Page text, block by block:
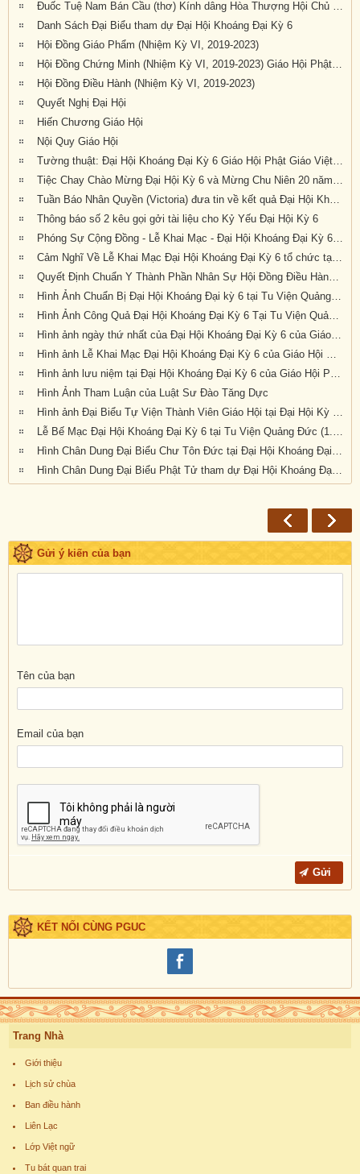
Đuốc Tuệ Nam Bán Cầu (thơ) Kính dâng Hòa Thượng Hội Chủ cùng Chư Tôn Đức và quý Phật tử gần xa đang về dự Đại Hội Kỳ 6 tại Tu Viện Quảng Đức
Danh Sách Đại Biểu tham dự Đại Hội Khoáng Đại Kỳ 6
Hội Đồng Giáo Phẩm (Nhiệm Kỳ VI, 2019-2023)
Hội Đồng Chứng Minh (Nhiệm Kỳ VI, 2019-2023) Giáo Hội Phật Giáo Việt Nam Thống Nhất Hải Ngoại tại Úc Đại Lợi – Tân Tây Lan
Hội Đồng Điều Hành (Nhiệm Kỳ VI, 2019-2023)
Quyết Nghị Đại Hội
Hiến Chương Giáo Hội
Nội Quy Giáo Hội
Tường thuật: Đại Hội Khoáng Đại Kỳ 6 Giáo Hội Phật Giáo Việt Nam Thống Nhất Hải Ngoại Tại Úc Đại Lợi-Tân Tây Lan, tổ chức tại Tu Viện Quảng Đức, thành tựu viên mãn
Tiệc Chay Chào Mừng Đại Hội Kỳ 6 và Mừng Chu Niên 20 năm (1999-2019) của Giáo Hội Phật Giáo Việt Nam Thống Nhất Hải Ngoại tại Úc Đại Lợi-Tân Tây Lan
Tuần Báo Nhân Quyền (Victoria) đưa tin về kết quả Đại Hội Khoáng Đại Kỳ 6 tổ chức tại Tu Viện Quảng Đức từ ngày 20 đến ngày 22 tháng 9 năm 2019
Thông báo số 2 kêu gọi gởi tài liệu cho Kỷ Yếu Đại Hội Kỳ 6
Phóng Sự Cộng Đồng - Lễ Khai Mạc - Đại Hội Khoáng Đại Kỳ 6 - Tu Viện Quảng Đức
Cảm Nghĩ Về Lễ Khai Mạc Đại Hội Khoáng Đại Kỳ 6 tổ chức tại Tu Viện Quảng Đức, Melbourne, Úc Châu (21/9/2019)
Quyết Định Chuẩn Y Thành Phần Nhân Sự Hội Đồng Điều Hành Nhiệm Kỳ VI (2019-2023)
Hình Ảnh Chuẩn Bị Đại Hội Khoáng Đại kỳ 6 tại Tu Viện Quảng Đức, Melbourne, Úc Châu (hình chụp trưa Thứ Sáu, 20-9-2019)
Hình Ảnh Công Quả Đại Hội Khoáng Đại Kỳ 6 Tại Tu Viện Quảng Đức
Hình ảnh ngày thứ nhất của Đại Hội Khoáng Đại Kỳ 6 của Giáo Hội PGVNTNHN tại UĐL-TTL ( Thứ Sáu, ngày 20/09/2019)
Hình ảnh Lễ Khai Mạc Đại Hội Khoáng Đại Kỳ 6 của Giáo Hội Phật Giáo Việt Nam Thống Nhất Hải Ngoại tại Úc Đại Lợi Tân Tây Lan (10.30am Thứ Bảy 21-9-2019)
Hình ảnh lưu niệm tại Đại Hội Khoáng Đại Kỳ 6 của Giáo Hội Phật Giáo Việt Nam Thống Nhất Hải Ngoại tại Úc Đại Lợi Tân Tây Lan (10.30am Thứ Bảy 21-9-2019)
Hình Ảnh Tham Luận của Luật Sư Đào Tăng Dực
Hình ảnh Đại Biểu Tự Viện Thành Viên Giáo Hội tại Đại Hội Kỳ 6 được tổ chức tại Tu Viện Quảng Đức, Melbourne, Victoria, trong 3 ngày 20, 21 và 22 tháng 9 năm 2019
Lễ Bế Mạc Đại Hội Khoáng Đại Kỳ 6 tại Tu Viện Quảng Đức (1.pm-2.30pm, chiều chủ nhật 22-9-2019)
Hình Chân Dung Đại Biểu Chư Tôn Đức tại Đại Hội Khoáng Đại kỳ 6 của Giáo Hội Phật Giáo Việt Nam Thống Nhất Hải Ngoại tại Úc Đại Lợi-Tân Tây Lan, được tổ chức tại Tu Viện Quảng Đức, Melbourne, Victoria, trong 3 ngày 20, 21 và 22 tháng 9 năm 2019
Hình Chân Dung Đại Biểu Phật Tử tham dự Đại Hội Khoáng Đại Kỳ 6 của Giáo Hội Phật Giáo Việt Nam Thống Nhất Hải Ngoại tại Úc Đại Lợi-Tân Tây Lan, được tổ chức tại Tu Viện Quảng Đức, Melbourne, Victoria, trong 3 ngày 20, 21 và 22 tháng 9 năm 2019
Gửi ý kiến của bạn
Tên của bạn
Email của bạn
KẾT NỐI CÙNG PGUC
Trang Nhà
Giới thiệu
Lịch sử chùa
Ban điều hành
Liên Lạc
Lớp Việt ngữ
Tu bát quan trai